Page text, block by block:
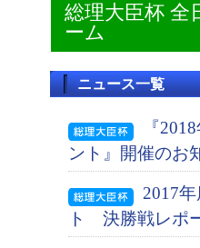
総理大臣杯
ーム
ニュース一覧
『
ント』開催のお
2017
ト 決勝戦レポ